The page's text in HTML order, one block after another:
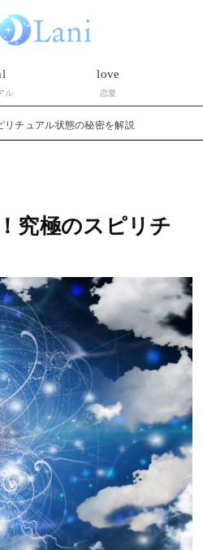
ル
love
恋愛
リチュアル状態の秘密を解説
究極のスピリチ